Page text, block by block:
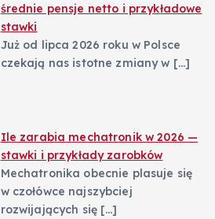
średnie pensje netto i przykładowe
stawki
Już od lipca 2026 roku w Polsce
czekają nas istotne zmiany w […]
Ile zarabia mechatronik w 2026 —
stawki i przykłady zarobków
Mechatronika obecnie plasuje się
w czołówce najszybciej
rozwijających się […]